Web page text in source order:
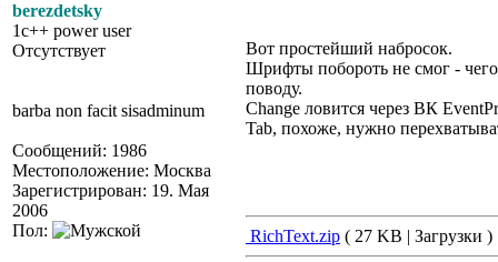
berezdetsky
1c++ power user
Отсутствует
barba non facit sisadminum
Сообщений: 1986
Местоположение: Москва
Зарегистрирован: 19. Мая
2006
Пол:
Вот простейший набросок.
Шрифты побороть не смог -
поводу.
Change ловится через ВК
Tab, похоже, нужно
RichText.zip ( 27 KB | Загрузки )